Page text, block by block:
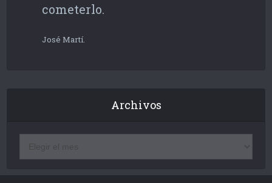
cometerlo.
José Martí.
Archivos